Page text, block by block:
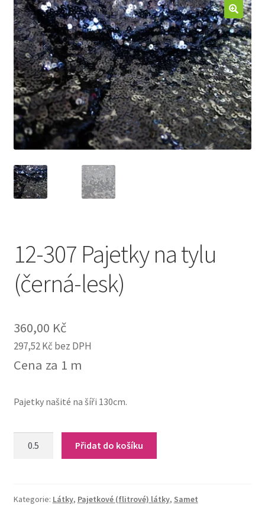
Jak nakupovat
Aktuality
Kontakt
12-307 Pajetky na tylu
(černá-lesk)
360,00 Kč
297,52Kč bez DPH
Cena za 1 m
Pajetky našité na šíři 130cm.
tylu
Přidat do košíku
Kategorie: Látky, Pajetkové (flitrové) látky, Samet